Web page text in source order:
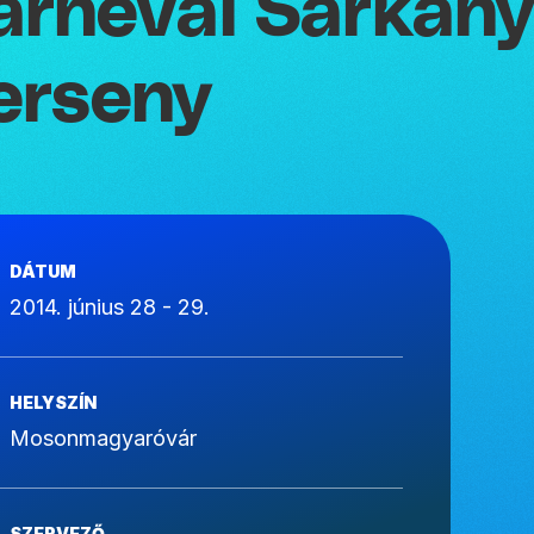
DÁTUM
2014. június 28 - 29.
HELYSZÍN
Mosonmagyaróvár